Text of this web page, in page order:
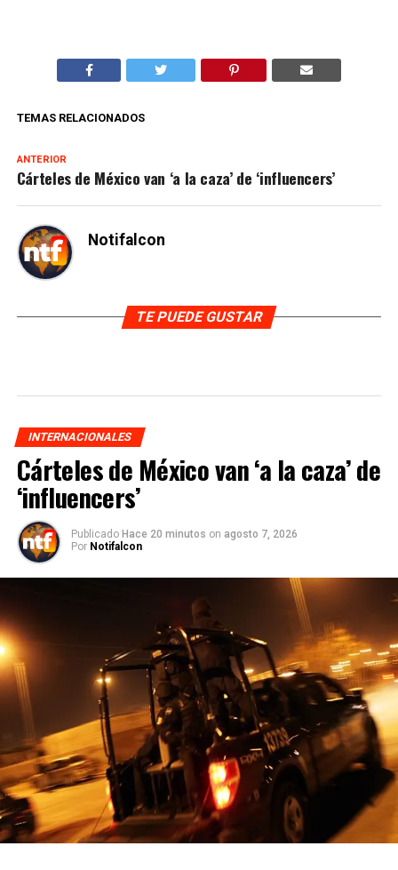
TEMAS RELACIONADOS
ANTERIOR
Cárteles de México van ‘a la caza’ de ‘influencers’
Notifalcon
TE PUEDE GUSTAR
INTERNACIONALES
Cárteles de México van ‘a la caza’ de
‘influencers’
Publicado Hace 20 minutos on agosto 7, 2026
Por Notifalcon